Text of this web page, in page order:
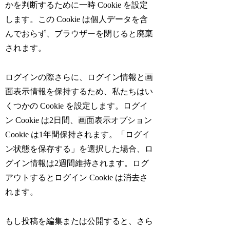
かを判断するために一時 Cookie を設定
します。この Cookie は個人データを含
んでおらず、ブラウザーを閉じると廃棄
されます。
ログインの際さらに、ログイン情報と画
面表示情報を保持するため、私たちはい
くつかの Cookie を設定します。ログイ
ン Cookie は2日間、画面表示オプション
Cookie は1年間保持されます。「ログイ
ン状態を保存する」を選択した場合、ロ
グイン情報は2週間維持されます。ログ
アウトするとログイン Cookie は消去さ
れます。
もし投稿を編集または公開すると、さら